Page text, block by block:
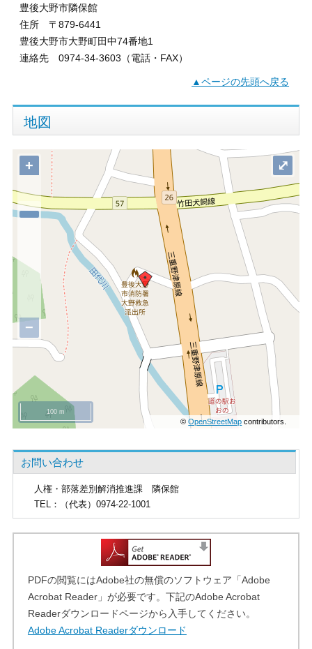
豊後大野市隣保館
住所 〒879-6441
豊後大野市大野町田中74番地1
連絡先 0974-34-3603（電話・FAX）
▲ページの先頭へ戻る
地図
+
−
©OpenStreetMap contributors.
100 m
⤢
お問い合わせ
人権・部落差別解消推進課
隣保館
TEL ：（代表）0974-22-1001
PDFの閲覧にはAdobe社の無償のソフトウェア「Adobe
Acrobat Reader」が必要です。下記のAdobe Acrobat
Readerダウンロードページから入手してください。
Adobe Acrobat Readerダウンロード